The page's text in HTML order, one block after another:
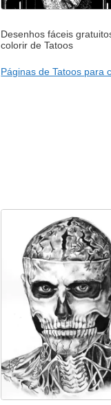
Desenhos fáceis
colorir de Tatoos
Páginas de Tatoos para